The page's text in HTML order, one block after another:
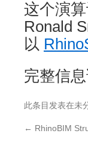
这个演
Ronald
以
完整信
此条目发表在未
← RhinoBIM